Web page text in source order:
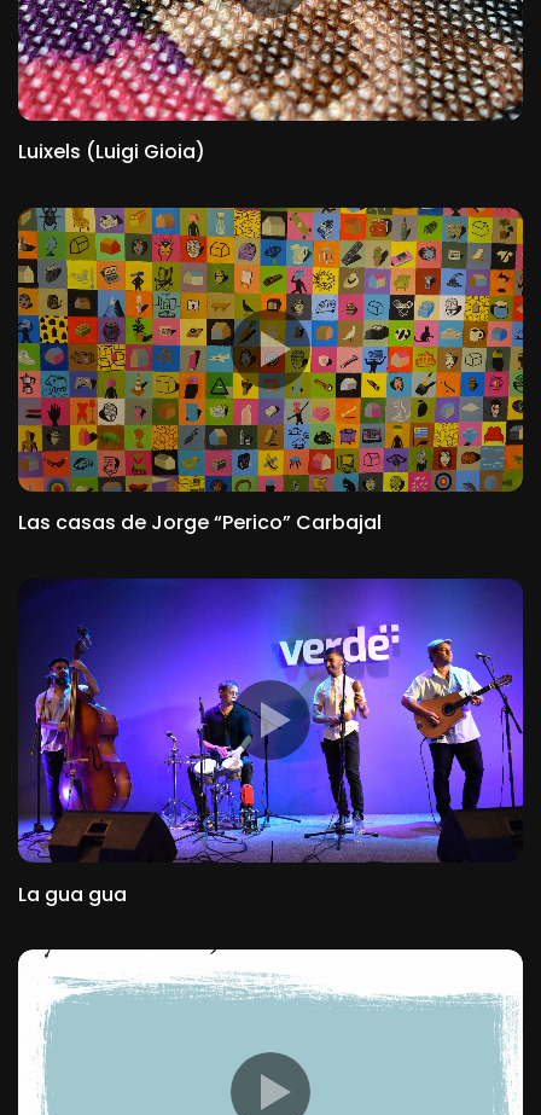
Luixels (Luigi Gioia)
Las casas de Jorge “Perico” Carbajal
La gua gua